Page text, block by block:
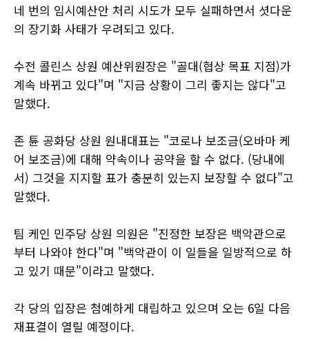
네 번의 임시예산안 처리 시도가 모두 실패하면서 셧다운
의 장기화 사태가 우려되고 있다.
수전 콜린스 상원 예산위원장은 "골대(협상 목표 지점)가
계속 바뀌고 있다"며 "지금 상황이 그리 좋지는 않다"고
말했다.
존 튠 공화당 상원 원내대표는 "코로나 보조금(오바마 케
어 보조금)에 대해 약속이나 공약을 할 수 없다. (당내에
서) 그것을 지지할 표가 충분히 있는지 보장할 수 없다"고
말했다.
팀 케인 민주당 상원 의원은 "진정한 보장은 백악관으로
부터 나와야 한다"며 "백악관이 이 일들을 일방적으로 하
고 있기 때문"이라고 말했다.
각 당의 입장은 첨예하게 대립하고 있으며 오는 6일 다음
재표결이 열릴 예정이다.